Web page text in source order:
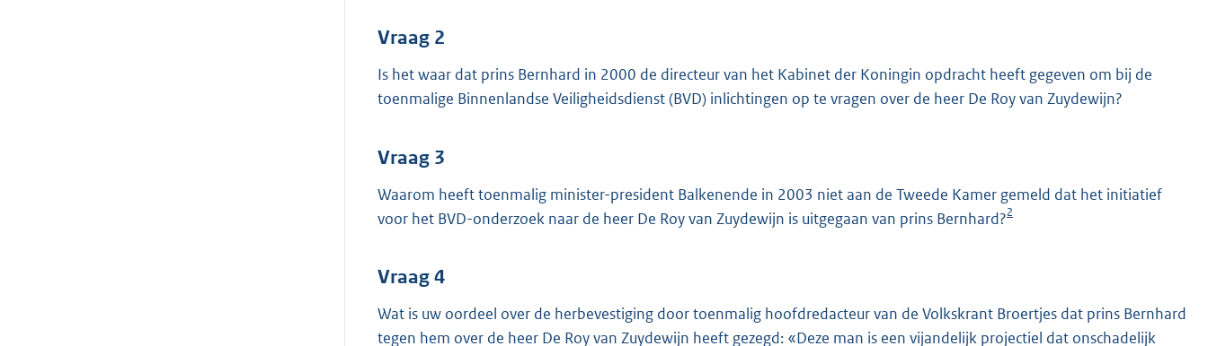
8
K
Vraag 2
Is het waar dat prins Bernhard in 2000 de directeur van het Kabinet der Koningin opdracht heeft gegeven om bij de
toenmalige Binnenlandse Veiligheidsdienst (BVD) inlichtingen op te vragen over de heer De Roy van Zuydewijn?
Vraag 3
Waarom heeft toenmalig minister-president Balkenende in 2003 niet aan de Tweede Kamer gemeld dat het initiatief
voor het BVD-onderzoek naar de heer De Roy van Zuydewijn is uitgegaan van prins Bernhard?2
Vraag 4
Wat is uw oordeel over de herbevestiging door toenmalig hoofdredacteur van de Volkskrant Broertjes dat prins Bernhard
tegen hem over de heer De Roy van Zuydewijn heeft gezegd: «Deze man is een vijandelijk projectiel dat onschadelijk